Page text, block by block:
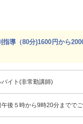
指導（80分)1600円から
バイト(非常勤講師)
午後５時から9時20分までで